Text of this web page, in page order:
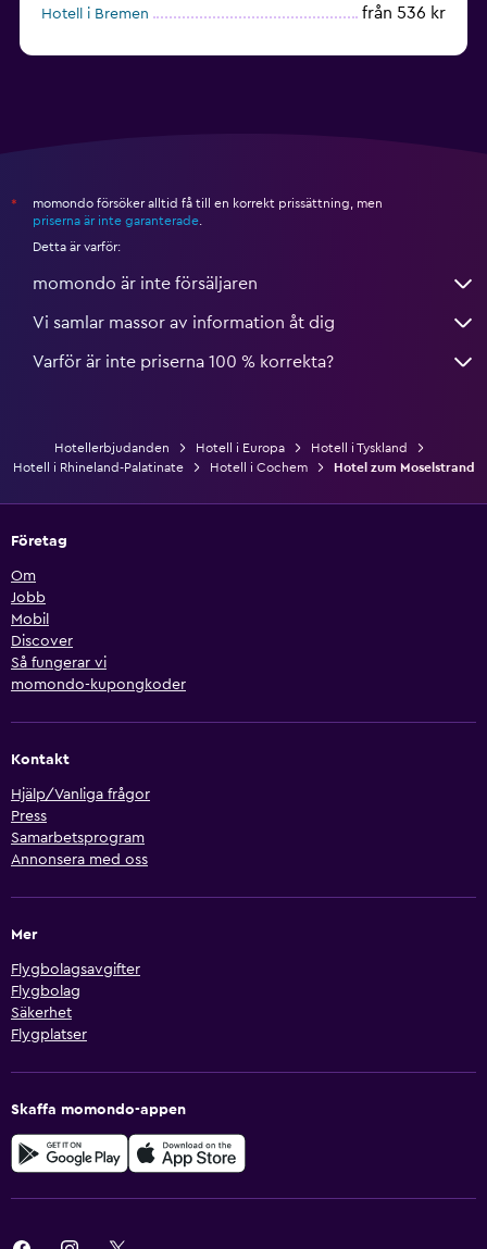
Hotell i Bremen från 536 kr
*
momondo försöker alltid få till en korrekt prissättning, men
priserna är inte garanterade
Detta är varför:
momondo är inte försäljaren
Vi samlar massor av information åt dig
Varför är inte priserna 100 % korrekta?
Hotellerbjudanden Hotell i Europa
Hotell i Tyskland
Hotell i Rhineland-Palatinate
Hotell i Cochem Hotel zum Moselstrand
Företag
Om
Jobb
Mobil
Discover
Så fungerar vi
momondo-kupongkoder
Kontakt
Hjälp/Vanliga frågor
Press
Samarbetsprogram
Annonsera med oss
Mer
Flygbolagsavgifter
Flygbolag
Säkerhet
Flygplatser
Skaffa momondo-appen